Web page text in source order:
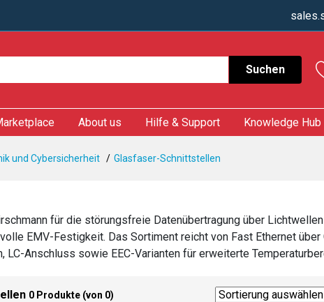
Suchen
About us Hilfe & Support Knowledge Hub
und Cybersicherheit Glasfaser-Schnittstellen
für die störungsfreie Datenübertragung über
EMV-Festigkeit. Das Sortiment reicht von Fast Ethernet
LC-Anschluss sowie EEC-Varianten für erweiterte
0 Produkte (von 0)